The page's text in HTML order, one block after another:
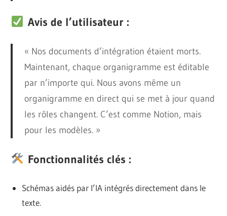
Avis de l’utilisateur :
« Nos documents d’intégration étaient morts.
Maintenant, chaque organigramme est éditable
par n’importe qui. Nous avons même un
organigramme en direct qui se met à jour quand
les rôles changent. C’est comme Notion, mais
pour les modèles. »
Fonctionnalités clés :
Schémas aidés par l’IA intégrés directement dans le
texte.